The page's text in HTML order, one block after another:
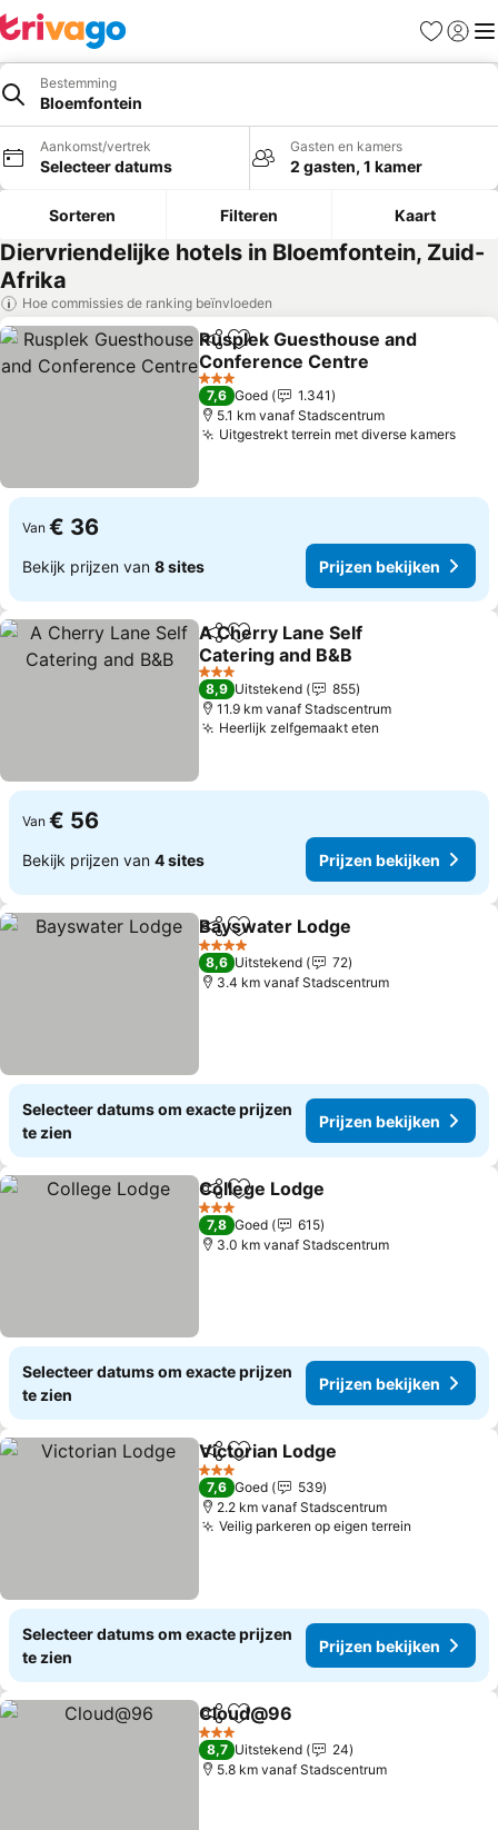
Favorieten
Bestemming
Bloemfontein
Aankomst/vertrek
Selecteer datums
Gasten en kamers
2 gasten, 1 kamer
Sorteren Filteren Kaart
Diervriendelijke hotels in Bloemfontein, Zuid-
Afrika
Hoe commissies de ranking beïnvloeden
DelenToevoegen aan favorieten
Rusplek Guesthouse and
Conference Centre
Prijzen bekijken
3 Sterren
7,6 Goed
1.341
5.1 km vanaf Stadscentrum
Uitgestrekt terrein met diverse kamers
Van € 36
Bekijk prijzen van 8 sites Prijzen bekijken
DelenToevoegen aan favorieten
A Cherry Lane Self
Catering and B&B
Prijzen bekijken
3 Sterren
8,9 Uitstekend
855
11.9 km vanaf Stadscentrum
Heerlijk zelfgemaakt eten
Van € 56
Bekijk prijzen van 4 sites Prijzen bekijken
DelenToevoegen aan favorieten
Bayswater Lodge
4 Sterren
8,6 Uitstekend
72
3.4 km vanaf Stadscentrum
Selecteer datums om exacte prijzen
te zien
Prijzen bekijken
DelenToevoegen aan favorieten
College Lodge
3 Sterren
7,8 Goed
615
3.0 km vanaf Stadscentrum
Selecteer datums om exacte prijzen
te zien
Prijzen bekijken
DelenToevoegen aan favorieten
Victorian Lodge
3 Sterren
7,6 Goed
539
2.2 km vanaf Stadscentrum
Veilig parkeren op eigen terrein
Selecteer datums om exacte prijzen
te zien
Prijzen bekijken
DelenToevoegen aan favorieten
Cloud@96
3 Sterren
8,7 Uitstekend
24
5.8 km vanaf Stadscentrum